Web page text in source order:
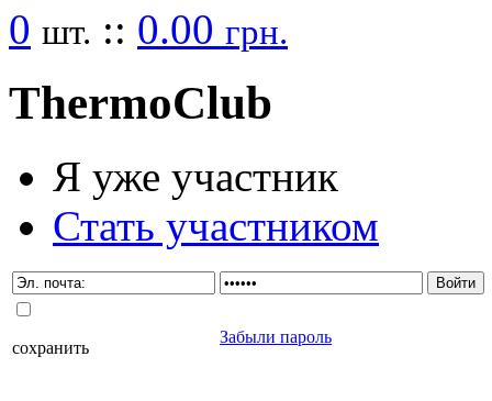
0 шт. :: 0.00 грн.
ThermoClub
Я уже участник
Стать участником
сохранить
Забыли пароль